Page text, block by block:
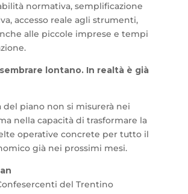
normativa, semplificazione
accesso reale agli strumenti,
alle piccole imprese e tempi
lontano. In realtà è già
del piano non si misurerà nei
nella capacità di trasformare la
operative concrete per tutto il
già nei prossimi mesi.
del Trentino